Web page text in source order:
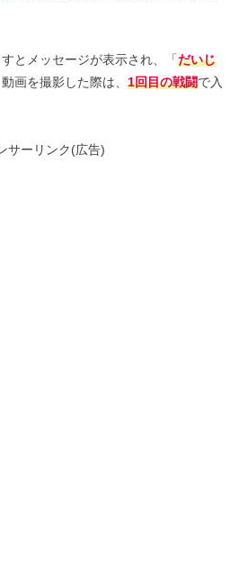
とメッセージが表示され、「だいじ
画を撮影した際は、 1回目の戦闘で入
サーリンク(広告)